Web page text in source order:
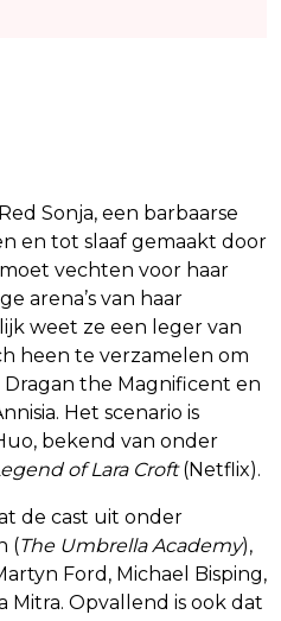
Sonja, een barbaarse
en tot slaaf gemaakt door
vechten voor haar
arena’s van haar
weet ze een leger van
heen te verzamelen om
the Magnificent en
Het scenario is
bekend van onder
of Lara Croft(Netflix).
de cast uit onder
(The Umbrella Academy),
Ford, Michael Bisping,
Mitra. Opvallend is ook dat